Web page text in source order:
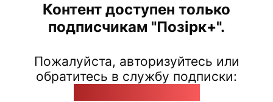
Контент доступен только
подписчикам "Позірк+".
Пожалуйста, авторизуйтесь или
обратитесь в службу подписки: